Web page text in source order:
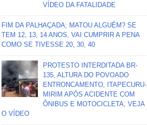
VÍDEO DA FATALIDADE
FIM DA PALHAÇADA; MATOU ALGUÉM? SE
TEM 12, 13, 14 ANOS, VAI CUMPRIR A PENA
COMO SE TIVESSE 20, 30, 40
PROTESTO INTERDITADA BR-
135, ALTURA DO POVOADO
ENTRONCAMENTO, ITAPECURU-
MIRIM APÓS ACIDENTE COM
ÔNIBUS E MOTOCICLETA, VEJA
O VÍDEO